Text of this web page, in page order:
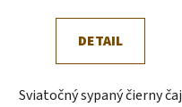
DETAIL
Sviatočný sypaný čierny čaj